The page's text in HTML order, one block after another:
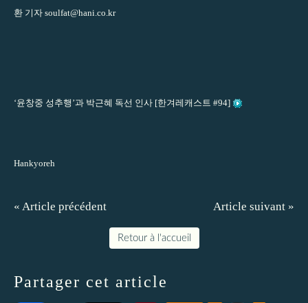
환 기자 soulfat@hani.co.kr
‘윤창중 성추행’과 박근혜 독선 인사 [한겨레캐스트 #94]
Hankyoreh
« Article précédent Article suivant »
Retour à l'accueil
Partager cet article